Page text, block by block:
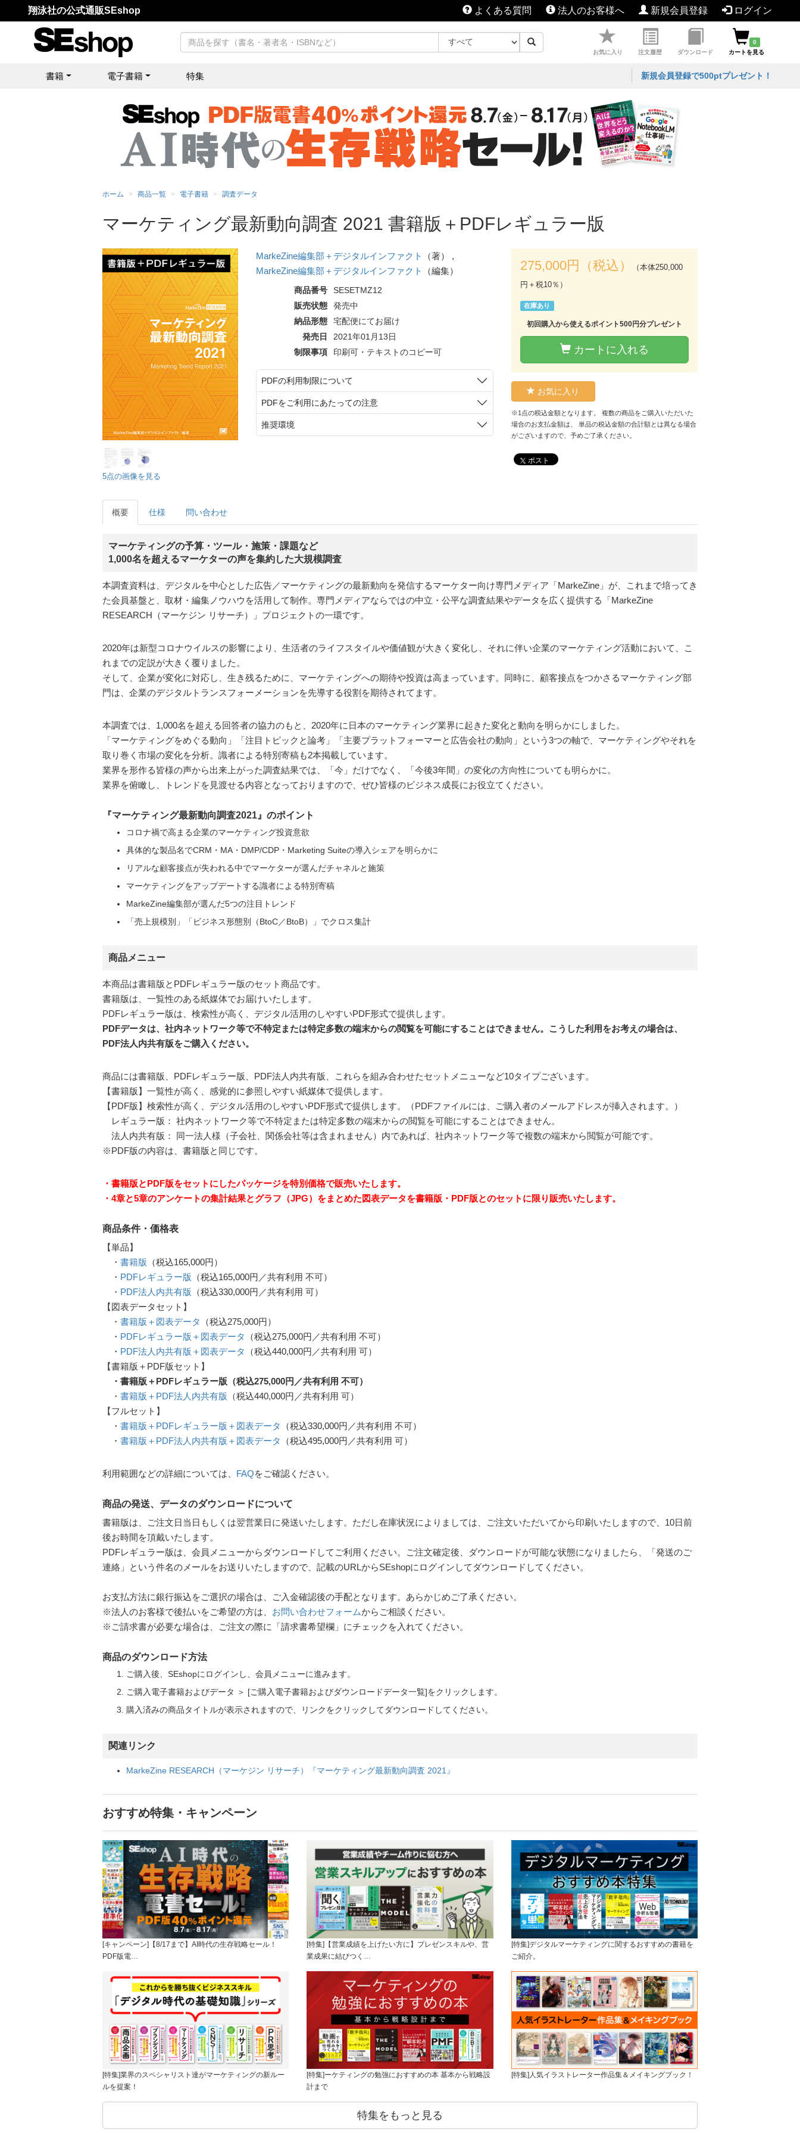
翔泳社の公式通販SEshop よくある質問 法人のお客様へ 新規会員登録 ログイン
お気に入り 注文履歴 ダウンロード
0
カートを見る
書籍 電子書籍 特集 新規会員登録で500ptプレゼント！
ホーム 商品一覧 電子書籍 調査データ
マーケティング最新動向調査 2021 書籍版＋PDFレギュラー版
5点の画像を見る
MarkeZine編集部＋デジタルインファクト
（著） ,
MarkeZine編集部＋デジタルインファクト
（編集）
商品番号
SESETMZ12
販売状態
発売中
納品形態
宅配便にてお届け
発売日
2021年01月13日
制限事項
印刷可・テキストのコピー可
PDFの利用制限について
PDFをご利用にあたっての注意
推奨環境
275,000円（税込）
（本体250,000
円＋税10％）
在庫あり
初回購入から使えるポイント500円分プレゼント
カートに入れる
お気に入り
※1点の税込金額となります。 複数の商品をご購入いただいた
場合のお支払金額は、 単品の税込金額の合計額とは異なる場合
がございますので、予めご了承ください。
ポスト
概要 仕様 問い合わせ
マーケティングの予算・ツール・施策・課題など
1,000名を超えるマーケターの声を集約した大規模調査
本調査資料は、デジタルを中心とした広告／マーケティングの最新動向を発信するマーケター向け専門メディア「MarkeZine」が、これまで培ってき
た会員基盤と、取材・編集ノウハウを活用して制作。専門メディアならではの中立・公平な調査結果やデータを広く提供する「MarkeZine
RESEARCH（マーケジン リサーチ）」プロジェクトの一環です。
2020年は新型コロナウイルスの影響により、生活者のライフスタイルや価値観が大きく変化し、それに伴い企業のマーケティング活動において、こ
れまでの定説が大きく覆りました。
そして、企業が変化に対応し、生き残るために、マーケティングへの期待や投資は高まっています。同時に、顧客接点をつかさるマーケティング部
門は、企業のデジタルトランスフォーメーションを先導する役割を期待されてます。
本調査では、1,000名を超える回答者の協力のもと、2020年に日本のマーケティング業界に起きた変化と動向を明らかにしました。
「マーケティングをめぐる動向」「注目トピックと論考」「主要プラットフォーマーと広告会社の動向」という3つの軸で、マーケティングやそれを
取り巻く市場の変化を分析。識者による特別寄稿も2本掲載しています。
業界を形作る皆様の声から出来上がった調査結果では、「今」だけでなく、「今後3年間」の変化の方向性についても明らかに。
業界を俯瞰し、トレンドを見渡せる内容となっておりますので、ぜひ皆様のビジネス成長にお役立てください。
『マーケティング最新動向調査2021』のポイント
コロナ禍で高まる企業のマーケティング投資意欲
具体的な製品名でCRM・MA・DMP/CDP・Marketing Suiteの導入シェアを明らかに
リアルな顧客接点が失われる中でマーケターが選んだチャネルと施策
マーケティングをアップデートする識者による特別寄稿
MarkeZine編集部が選んだ5つの注目トレンド
「売上規模別」「ビジネス形態別（BtoC／BtoB）」でクロス集計
商品メニュー
本商品は書籍版とPDFレギュラー版のセット商品です。
書籍版は、一覧性のある紙媒体でお届けいたします。
PDFレギュラー版は、検索性が高く、デジタル活用のしやすいPDF形式で提供します。
PDFデータは、社内ネットワーク等で不特定または特定多数の端末からの閲覧を可能にすることはできません。こうした利用をお考えの場合は、
PDF法人内共有版をご購入ください。
商品には書籍版、PDFレギュラー版、PDF法人内共有版、これらを組み合わせたセットメニューなど10タイプございます。
【書籍版】一覧性が高く、感覚的に参照しやすい紙媒体で提供します。
【PDF版】検索性が高く、デジタル活用のしやすいPDF形式で提供します。（PDFファイルには、ご購入者のメールアドレスが挿入されます。）
レギュラー版： 社内ネットワーク等で不特定または特定多数の端末からの閲覧を可能にすることはできません。
法人内共有版： 同一法人様（子会社、関係会社等は含まれません）内であれば、社内ネットワーク等で複数の端末から閲覧が可能です。
※PDF版の内容は、書籍版と同じです。
・書籍版とPDF版をセットにしたパッケージを特別価格で販売いたします。
・4章と5章のアンケートの集計結果とグラフ（JPG）をまとめた図表データを書籍版・PDF版とのセットに限り販売いたします。
商品条件・価格表
【単品】
・ 書籍版 （税込165,000円）
・ PDFレギュラー版 （税込165,000円／共有利用 不可）
・ PDF法人内共有版 （税込330,000円／共有利用 可）
【図表データセット】
・ 書籍版＋図表データ
（税込275,000円）
・ PDFレギュラー版＋図表データ
（税込275,000円／共有利用 不可）
・ PDF法人内共有版＋図表データ
（税込440,000円／共有利用 可）
【書籍版＋PDF版セット】
・書籍版＋PDFレギュラー版（税込275,000円／共有利用 不可）
・ 書籍版＋PDF法人内共有版 （税込440,000円／共有利用 可）
【フルセット】
・ 書籍版＋PDFレギュラー版＋図表データ
（税込330,000円／共有利用 不可）
・ 書籍版＋PDF法人内共有版＋図表データ （税込495,000円／共有利用 可）
利用範囲などの詳細については、 FAQをご確認ください。
商品の発送、データのダウンロードについて
書籍版は、ご注文日当日もしくは翌営業日に発送いたします。ただし在庫状況によりましては、ご注文いただいてから印刷いたしますので、10日前
後お時間を頂戴いたします。
PDFレギュラー版は、会員メニューからダウンロードしてご利用ください。ご注文確定後、ダウンロードが可能な状態になりましたら、「発送のご
連絡」という件名のメールをお送りいたしますので、記載のURLからSEshopにログインしてダウンロードしてください。
お支払方法に銀行振込をご選択の場合は、ご入金確認後の手配となります。あらかじめご了承ください。
※法人のお客様で後払いをご希望の方は、 お問い合わせフォームからご相談ください。
※ご請求書が必要な場合は、ご注文の際に「請求書希望欄」にチェックを入れてください。
商品のダウンロード方法
ご購入後、SEshopにログインし、会員メニューに進みます。
ご購入電子書籍およびデータ ＞ [ご購入電子書籍およびダウンロードデータ一覧]をクリックします。
購入済みの商品タイトルが表示されますので、リンクをクリックしてダウンロードしてください。
関連リンク
MarkeZine RESEARCH（マーケジン リサーチ）『マーケティング最新動向調査 2021』
おすすめ特集・キャンペーン
[キャンペーン]【8/17まで】AI時代の生存戦略セール！
PDF版電…
[特集]【営業成績を上げたい方に】プレゼンスキルや、営
業成果に結びつく…
[特集]デジタルマーケティングに関するおすすめの書籍を
ご紹介。
[特集]業界のスペシャリスト達がマーケティングの新ルー
ルを提案！
[特集]ーケティングの勉強におすすめの本 基本から戦略設
計まで
[特集]人気イラストレーター作品集＆メイキングブック！
特集をもっと見る